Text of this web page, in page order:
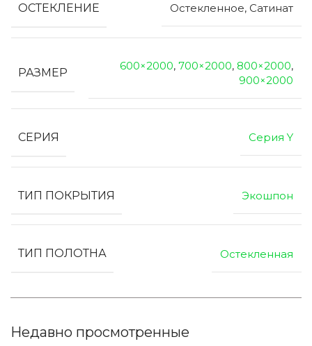
ОСТЕКЛЕНИЕ Остекленное, Сатинат
РАЗМЕР
600×2000, 700×2000, 800×2000,
900×2000
СЕРИЯ Серия Y
ТИП ПОКРЫТИЯ Экошпон
ТИП ПОЛОТНА Остекленная
Недавно просмотренные